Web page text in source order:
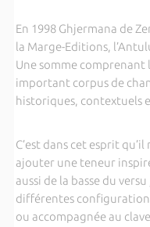
En 1998 Ghjermana de
la Marge-Editions,
Une somme comprenant
important corpus de
historiques, contextuels
C’est dans cet esprit
ajouter une teneur
aussi de la basse du versu
différentes
ou accompagnée au